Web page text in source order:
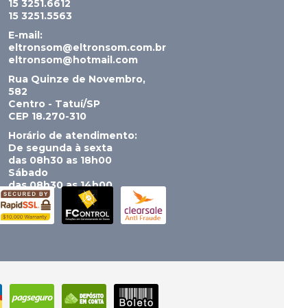
15 3251.6612
15 3251.5563
E-mail:
eltronsom@eltronsom.com.br
eltronsom@hotmail.com
Rua Quinze de Novembro,
582
Centro - Tatuí/SP
CEP 18.270-310
Horário de atendimento:
De segunda à sexta
das 08h30 as 18h00
Sábado
das 08h30 as 14h00